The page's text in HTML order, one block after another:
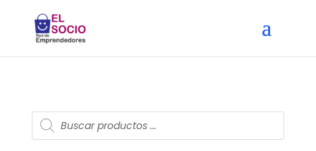
Búsqueda
de
productos